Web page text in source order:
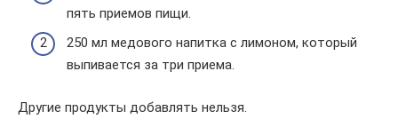
пять приемов пищи.
250 мл медового напитка с лимоном, который
выпивается за три приема.
Другие продукты добавлять нельзя.